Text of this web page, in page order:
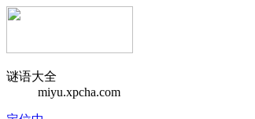
谜语大全
miyu.xpcha.com